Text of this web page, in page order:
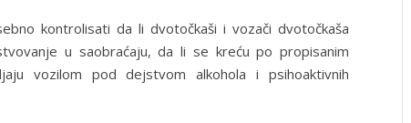
kontrolisati da li dvotočkaši i vozači dvotočkaša
u saobraćaju, da li se kreću po propisanim
vozilom pod dejstvom alkohola i psihoaktivnih